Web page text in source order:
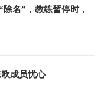
名”，教练暂停时，
成员忧心